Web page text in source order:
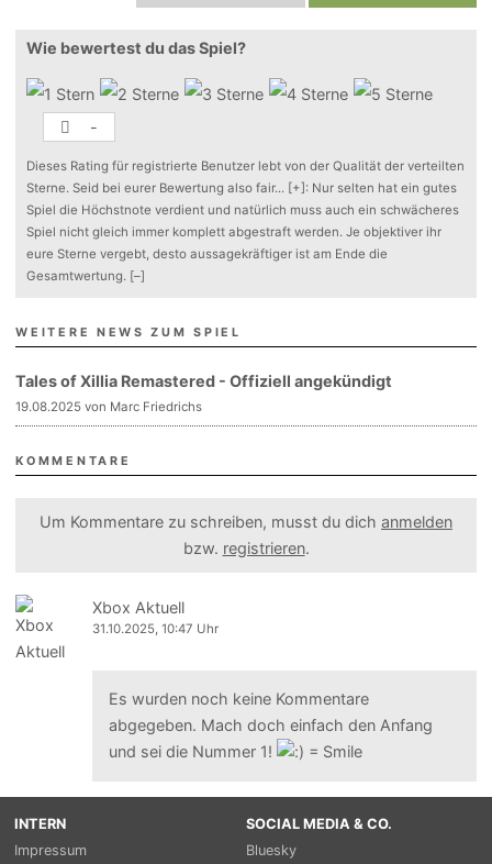
Wie bewertest du das Spiel?
-
Dieses Rating für registrierte Benutzer lebt von der Qualität der verteilten
Sterne. Seid bei eurer Bewertung also fair... [+]: Nur selten hat ein gutes
Spiel die Höchstnote verdient und natürlich muss auch ein schwächeres
Spiel nicht gleich immer komplett abgestraft werden. Je objektiver ihr
eure Sterne vergebt, desto aussagekräftiger ist am Ende die
Gesamtwertung. [–]
WEITERE NEWS ZUM SPIEL
Tales of Xillia Remastered - Offiziell angekündigt
19.08.2025 von Marc Friedrichs
KOMMENTARE
Um Kommentare zu schreiben, musst du dich anmelden
bzw. registrieren.
Xbox Aktuell
31.10.2025, 10:47 Uhr
Es wurden noch keine Kommentare
abgegeben. Mach doch einfach den Anfang
und sei die Nummer 1!
INTERN
Impressum
SOCIAL MEDIA & CO.
Bluesky